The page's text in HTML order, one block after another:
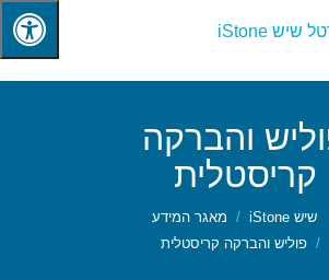
והברקה
קריסטלית
שיש iStone
מאגר המידע
פוליש והברקה קריסטלית